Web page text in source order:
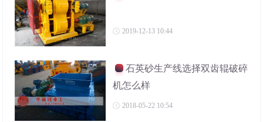
2019-12-13 10:44
石英砂生产线选择双齿辊破碎
机怎么样
2018-05-22 10:54